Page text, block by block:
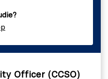
Officer (CCSO)